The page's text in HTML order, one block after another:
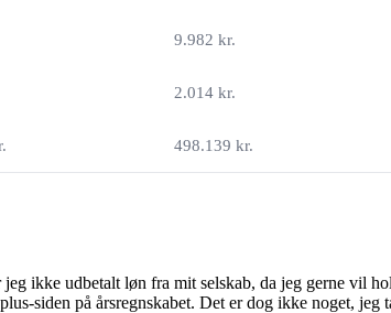
9.982 kr.
2.014 kr.
498.139 kr.
ikke udbetalt løn fra mit selskab, da jeg gerne vil
siden på årsregnskabet. Det er dog ikke noget, jeg